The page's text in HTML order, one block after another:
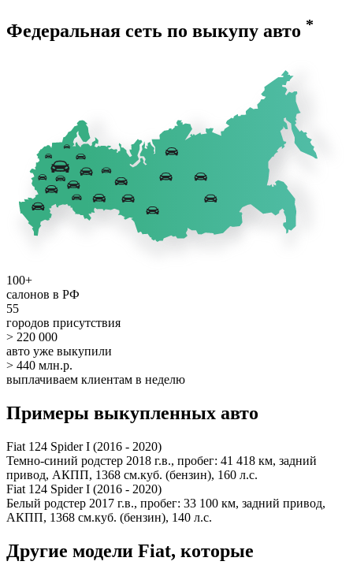
Федеральная сеть по выкупу авто *
100+
салонов в РФ
55
городов присутствия
> 220 000
авто уже выкупили
> 440 млн.р.
выплачиваем клиентам в неделю
Примеры выкупленных авто
Fiat 124 Spider I (2016 - 2020)
Темно-синий родстер 2018 г.в., пробег: 41 418 км, задний
привод, АКПП, 1368 см.куб. (бензин), 160 л.с.
Fiat 124 Spider I (2016 - 2020)
Белый родстер 2017 г.в., пробег: 33 100 км, задний привод,
АКПП, 1368 см.куб. (бензин), 140 л.с.
Другие модели Fiat, которые